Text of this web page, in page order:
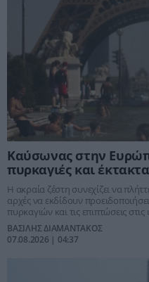
Καύσωνας στην
πυρκαγιές και
Η ακραία ζέστη συνεχίζει να
αρχές να εκδίδουν
πυρκαγιών και τις επιπτώσεις
ΒΑΣΙΛΗΣ ΔΙΑΜΑΝΤΑΚΟΣ
07.08.2026 | 04:37